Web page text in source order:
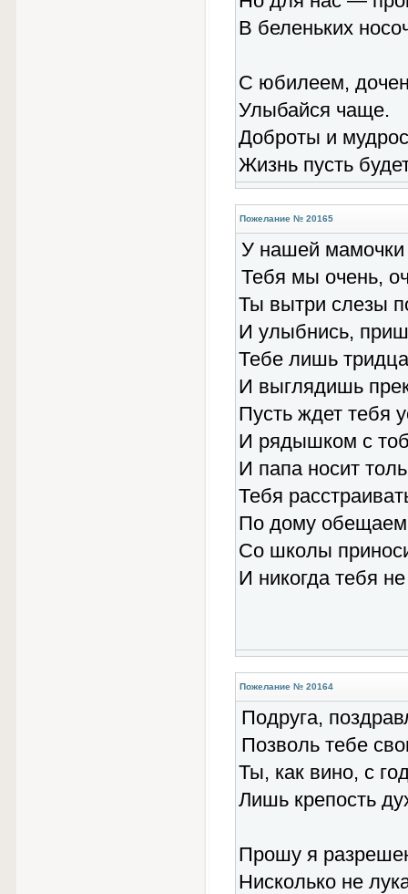
В беленьких
С юбилеем,
Улыбайся чаще.
Доброты и
Жизнь пусть
Пожелание № 20165
У нашей мамочки
Тебя мы очень,
Ты вытри слезы
И улыбнись,
Тебе лишь
И выглядишь
Пусть ждет тебя
И рядышком с
И папа носит
Тебя
По дому обещаем
Со школы
И никогда тебя не
Пожелание № 20164
Подруга,
Позволь тебе
Ты, как вино, с
Лишь крепость
Прошу я
Нисколько не